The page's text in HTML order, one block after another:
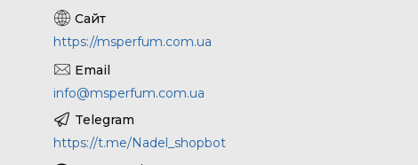
https://msperfum.com.ua
info@msperfum.com.ua
https://t.me/Nadel_shopbot